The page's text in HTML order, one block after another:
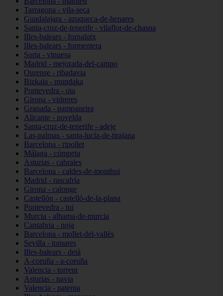
Tarragona - vila-seca
Guadalajara - azuqueca-de-henares
Santa-cruz-de-tenerife - vilaflor-de-chasna
Illes-balears - fornalutx
Illes-balears - formentera
Soria - vinuesa
Madrid - mejorada-del-campo
Ourense - ribadavia
Bizkaia - mundaka
Pontevedra - oia
Girona - vidreres
Granada - pampaneira
Alicante - novelda
Santa-cruz-de-tenerife - adeje
Las-palmas - santa-lucía-de-tirajana
Barcelona - ripollet
Málaga - cómpeta
Asturias - cabrales
Barcelona - caldes-de-montbui
Madrid - rascafría
Girona - calonge
Castellón - castelló-de-la-plana
Pontevedra - tui
Murcia - alhama-de-murcia
Cantabria - noja
Barcelona - mollet-del-vallès
Sevilla - tomares
Illes-balears - deià
A-coruña - a-coruña
Valencia - torrent
Asturias - navia
Valencia - paterna